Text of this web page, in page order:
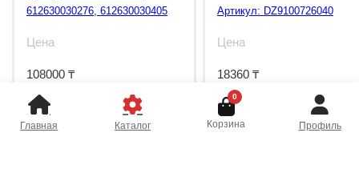
612630030276, 612630030405
Цена
108000 ₸
Артикул: DZ9100726040
Цена
18360 ₸
Главная Каталог
0
Корзина Профиль